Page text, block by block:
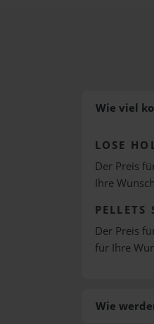
Wie viel
LOSE
Der Preis
Ihre
PELLETS
Der Preis
für Ihre
Wie